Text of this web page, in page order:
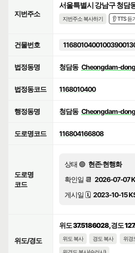
지번주소
서울특별시 강남구 청담
지번주소 복사하기 👂 TTS 듣
건물번호
법정동명 청담동 Cheongdam-dong
법정동코드 1168010400
행정동명 청담동 Cheongdam-dong
도로명코드 116804166808
도로명
코드
상태 🟢 현존·현행화
확인일 📆 2026-07-07
게시일 🗓️ 2023-10-15
위도/경도
위도 37.5186028, 경도
위도 복사 경도 복사 위경